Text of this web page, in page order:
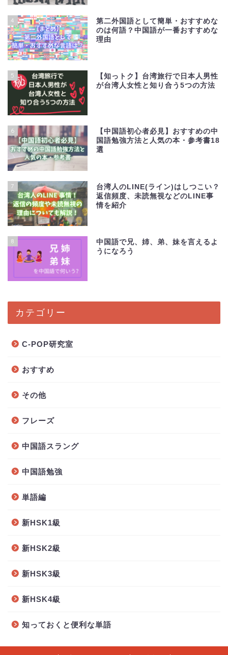
4
第二外国語として簡単・おすすめな
のは何語？中国語が一番おすすめな
理由
5
【知っトク】台湾旅行で日本人男性
が台湾人女性と知り合う5つの方法
6
【中国語初心者必見】おすすめの中
国語勉強方法と人気の本・参考書18
選
7
台湾人のLINE(ライン)はしつこい？
返信頻度、未読無視などのLINE事
情を紹介
8
中国語で兄、姉、弟、妹を言えるよ
うになろう
カテゴリー
C-POP研究室
おすすめ
その他
フレーズ
中国語スラング
中国語勉強
単語編
新HSK1級
新HSK2級
新HSK3級
新HSK4級
知っておくと便利な単語